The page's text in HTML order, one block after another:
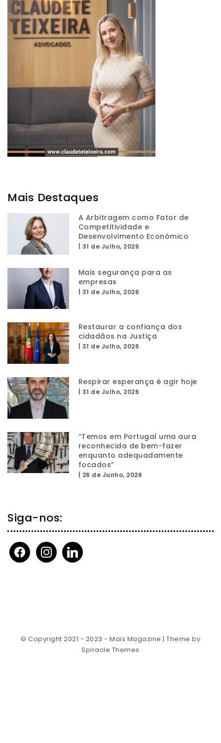
Mais Destaques
A Arbitragem como Fator de
Competitividade e
Desenvolvimento Económico
31 de Julho, 2026
Mais segurança para as
empresas
31 de Julho, 2026
Restaurar a confiança dos
cidadãos na Justiça
31 de Julho, 2026
Respirar esperança é agir hoje
31 de Julho, 2026
“Temos em Portugal uma aura
reconhecida de bem-fazer
enquanto adequadamente
focados”
26 de Junho, 2026
Siga-nos:
facebookinstagramlinkedin
© Copyright 2021 - 2023 - Mais Magazine | Theme by
Spiracle Themes